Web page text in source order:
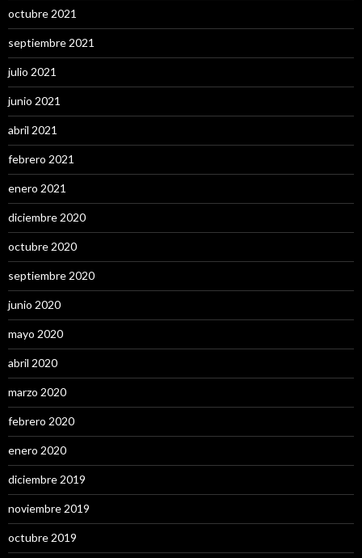
octubre 2021
septiembre 2021
julio 2021
junio 2021
abril 2021
febrero 2021
enero 2021
diciembre 2020
octubre 2020
septiembre 2020
junio 2020
mayo 2020
abril 2020
marzo 2020
febrero 2020
enero 2020
diciembre 2019
noviembre 2019
octubre 2019